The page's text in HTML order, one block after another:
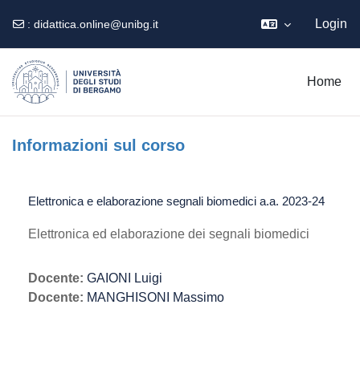
: didattica.online@unibg.it Login
Home
Informazioni sul corso
Elettronica e elaborazione segnali biomedici a.a. 2023-24
Elettronica ed elaborazione dei segnali biomedici
Docente: GAIONI Luigi
Docente: MANGHISONI Massimo